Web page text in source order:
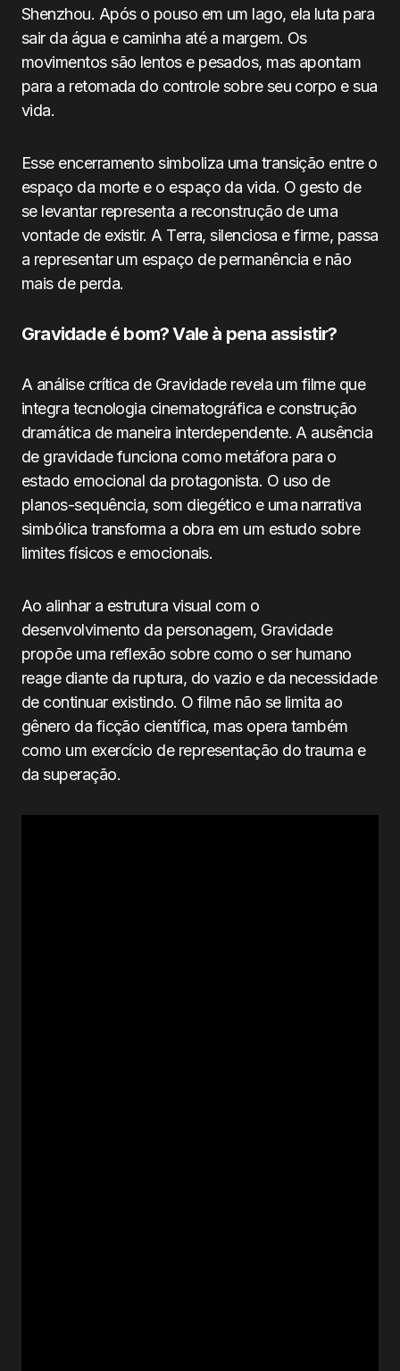
Shenzhou. Após o pouso em um lago, ela luta para
sair da água e caminha até a margem. Os
movimentos são lentos e pesados, mas apontam
para a retomada do controle sobre seu corpo e sua
vida.
Esse encerramento simboliza uma transição entre o
espaço da morte e o espaço da vida. O gesto de
se levantar representa a reconstrução de uma
vontade de existir. A Terra, silenciosa e firme, passa
a representar um espaço de permanência e não
mais de perda.
Gravidade é bom? Vale à pena assistir?
A análise crítica de Gravidade revela um filme que
integra tecnologia cinematográfica e construção
dramática de maneira interdependente. A ausência
de gravidade funciona como metáfora para o
estado emocional da protagonista. O uso de
planos-sequência, som diegético e uma narrativa
simbólica transforma a obra em um estudo sobre
limites físicos e emocionais.
Ao alinhar a estrutura visual com o
desenvolvimento da personagem, Gravidade
propõe uma reflexão sobre como o ser humano
reage diante da ruptura, do vazio e da necessidade
de continuar existindo. O filme não se limita ao
gênero da ficção científica, mas opera também
como um exercício de representação do trauma e
da superação.